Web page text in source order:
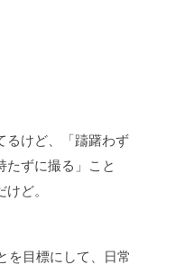
るけど、「躊躇わず
たずに撮る」こと
ど。
を目標にして、日常